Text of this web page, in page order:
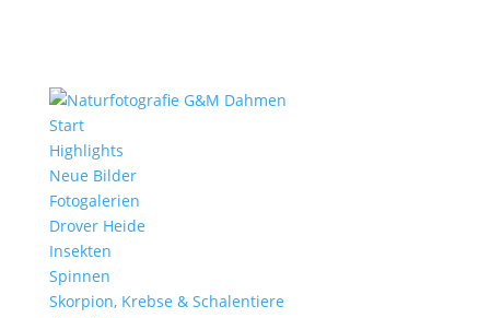
Start
Highlights
Neue Bilder
Fotogalerien
Drover Heide
Insekten
Spinnen
Skorpion, Krebse & Schalentiere